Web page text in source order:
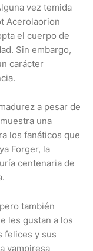
vez temida
Acerolaorion
el cuerpo de
Sin embargo,
carácter
a pesar de
una
los fanáticos que
Forger, la
centenaria de
también
les gustan a los
felices y sus
vampiresa